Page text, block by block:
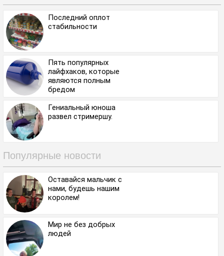
Последний оплот
стабильности
Пять популярных
лайфхаков, которые
являются полным
бредом
Гениальный юноша
развел стримершу.
Популярные новости
Оставайся мальчик с
нами, будешь нашим
королем!
Мир не без добрых
людей